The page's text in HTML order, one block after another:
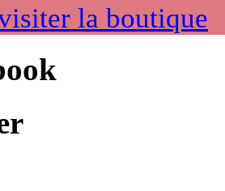
la boutique